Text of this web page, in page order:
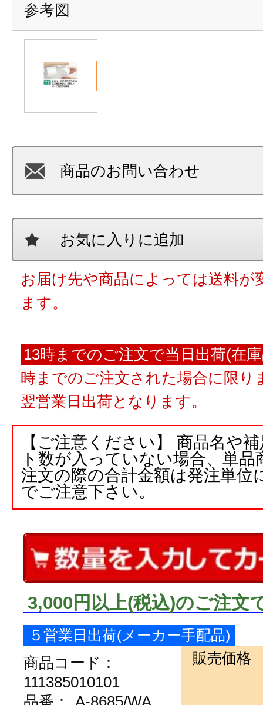
参考図
商品のお問い合わせ
お気に入りに追加
お届け先や商品によっては送料が
ます。
13時までのご注文で当日出荷(在
時までのご注文された場合に限り
翌営業日出荷となります。
【ご注意ください】 商品名や
ト数が入っていない場合、単
注文の際の合計金額は発注単位
でご注意下さい。
3,000円以上(税込)のご注文
５営業日出荷(メーカー手配品)
商品コード：
111385010101
品番：
A-8685/WA
販売価格